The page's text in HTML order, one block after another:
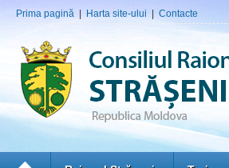
Prima pagină Harta site-ului Contacte